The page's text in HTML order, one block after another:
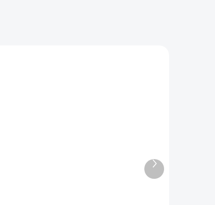
DNÍ
(3 KS)
Ďalší
produkt